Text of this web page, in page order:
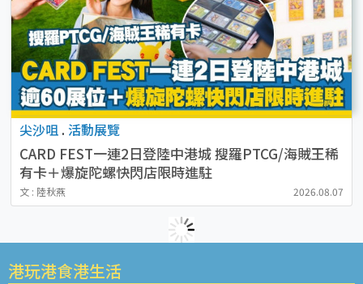
尖沙咀 . 活動展覽
CARD FEST一連2日登陸中港城 搜羅PTCG/海賊王稀
有卡＋爆旋陀螺快閃店限時進駐
文 : 陸秋燕 2026.08.07
港玩港食港生活